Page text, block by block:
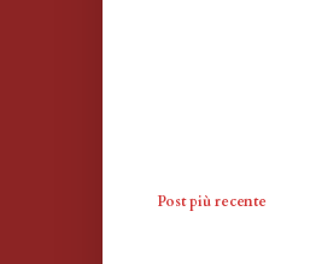
Post più recente